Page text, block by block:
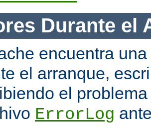
Durante el
encuentra
el arranque,
el
ErrorLog